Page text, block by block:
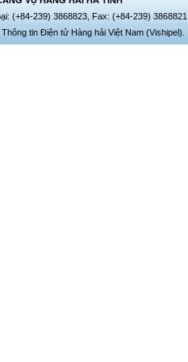
(+84-239) 3868823, Fax: (+84-239) 3868821
tin Điện tử Hàng hải Việt Nam (Vishipel).